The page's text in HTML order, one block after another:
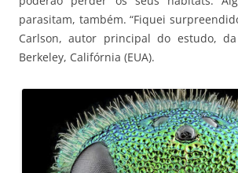
parasitam, também. “Fiquei
Carlson, autor principal do estudo,
Berkeley, Califórnia (EUA).